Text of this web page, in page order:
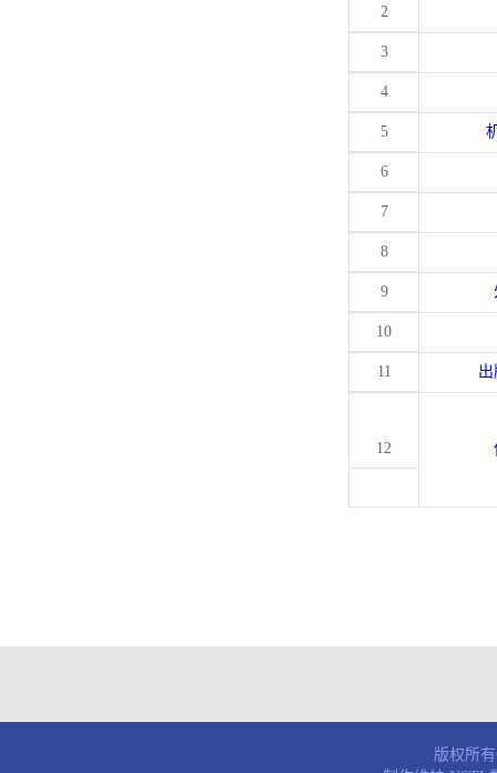
2
3
4
5
6
7
8
9
10
11
12
版权所